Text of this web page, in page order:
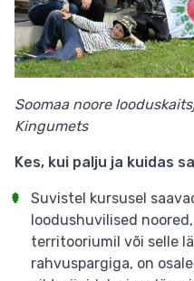
Soomaa noore
Kingumets
Kes, kui palju ja kuidas
Suvistel kursusel
loodushuvilised
territooriumil või selle
rahvuspargiga, on